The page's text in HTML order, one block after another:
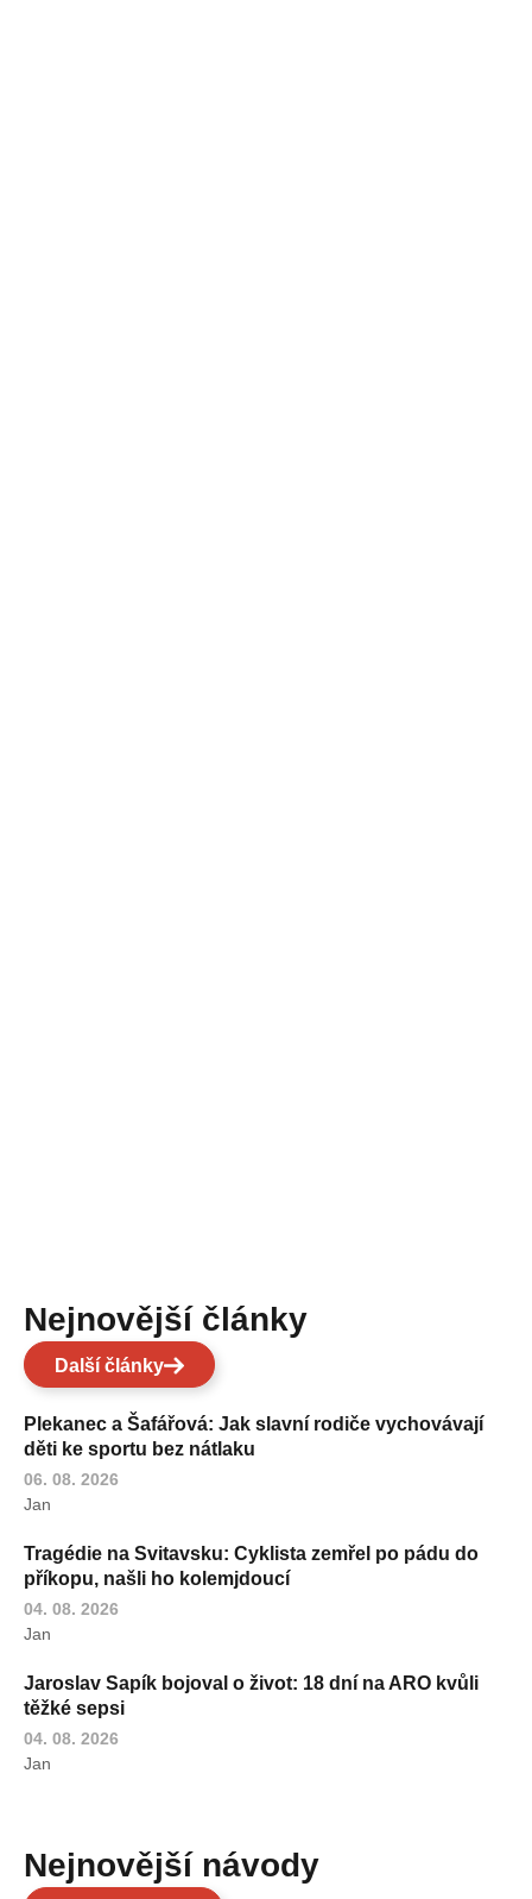
Nejnovější články
Další články
Plekanec a Šafářová: Jak slavní rodiče vychovávají
děti ke sportu bez nátlaku
06. 08. 2026
Jan
Tragédie na Svitavsku: Cyklista zemřel po pádu do
příkopu, našli ho kolemjdoucí
04. 08. 2026
Jan
Jaroslav Sapík bojoval o život: 18 dní na ARO kvůli
těžké sepsi
04. 08. 2026
Jan
Nejnovější návody